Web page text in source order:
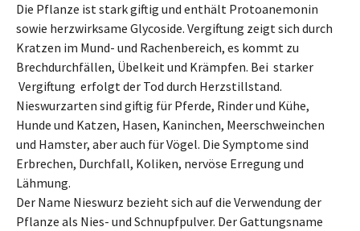
Die Pflanze ist stark giftig und enthält Protoanemonin
sowie herzwirksame Glycoside. Vergiftung zeigt sich durch
Kratzen im Mund- und Rachenbereich, es kommt zu
Brechdurchfällen, Übelkeit und Krämpfen. Bei starker
Vergiftung erfolgt der Tod durch Herzstillstand.
Nieswurzarten sind giftig für Pferde, Rinder und Kühe,
Hunde und Katzen, Hasen, Kaninchen, Meerschweinchen
und Hamster, aber auch für Vögel. Die Symptome sind
Erbrechen, Durchfall, Koliken, nervöse Erregung und
Lähmung.
Der Name Nieswurz bezieht sich auf die Verwendung der
Pflanze als Nies- und Schnupfpulver. Der Gattungsname